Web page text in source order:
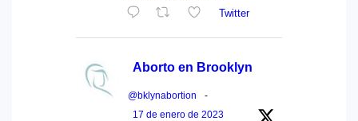
Twitter
Aborto en Brooklyn
@bklynabortion
-
17 de enero de 2023